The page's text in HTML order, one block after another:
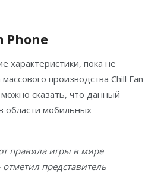
Phone
характеристики, пока не
производства Chill Fan
сказать, что данный
области мобильных
правила игры в мире
представитель